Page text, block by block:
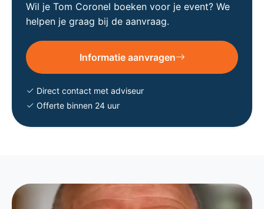
Wil je Tom Coronel boeken voor je event? We
helpen je graag bij de aanvraag.
Informatie aanvragen
Direct contact met adviseur
Offerte binnen 24 uur